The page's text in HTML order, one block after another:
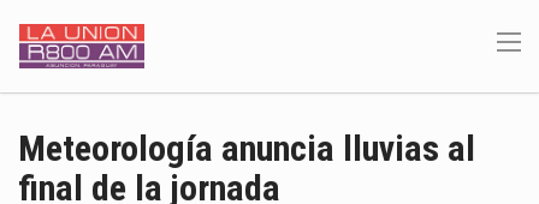
Meteorología anuncia lluvias al
final de la jornada